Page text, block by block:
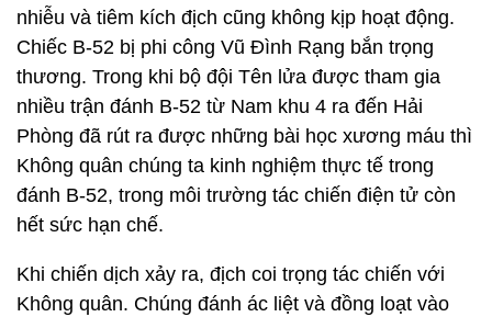
nhiễu và tiêm kích địch cũng không kịp hoạt động.
Chiếc B-52 bị phi công Vũ Đình Rạng bắn trọng
thương. Trong khi bộ đội Tên lửa được tham gia
nhiều trận đánh B-52 từ Nam khu 4 ra đến Hải
Phòng đã rút ra được những bài học xương máu thì
Không quân chúng ta kinh nghiệm thực tế trong
đánh B-52, trong môi trường tác chiến điện tử còn
hết sức hạn chế.
Khi chiến dịch xảy ra, địch coi trọng tác chiến với
Không quân. Chúng đánh ác liệt và đồng loạt vào